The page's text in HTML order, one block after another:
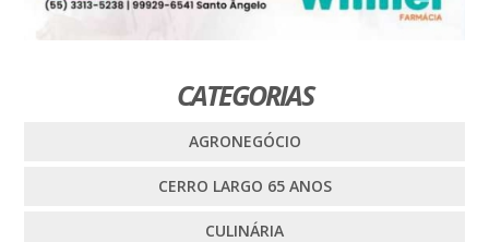
CATEGORIAS
AGRONEGÓCIO
CERRO LARGO 65 ANOS
CULINÁRIA